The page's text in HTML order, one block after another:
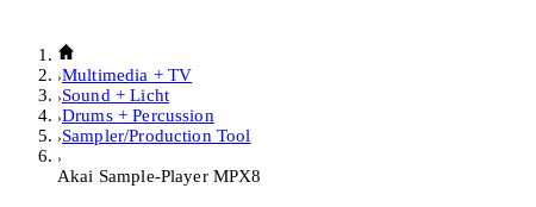
Multimedia + TV
Sound + Licht
Drums + Percussion
Sampler/Production Tool
Akai Sample-Player MPX8